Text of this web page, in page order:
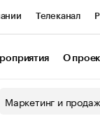
Телеканал
О
Маркетинг и